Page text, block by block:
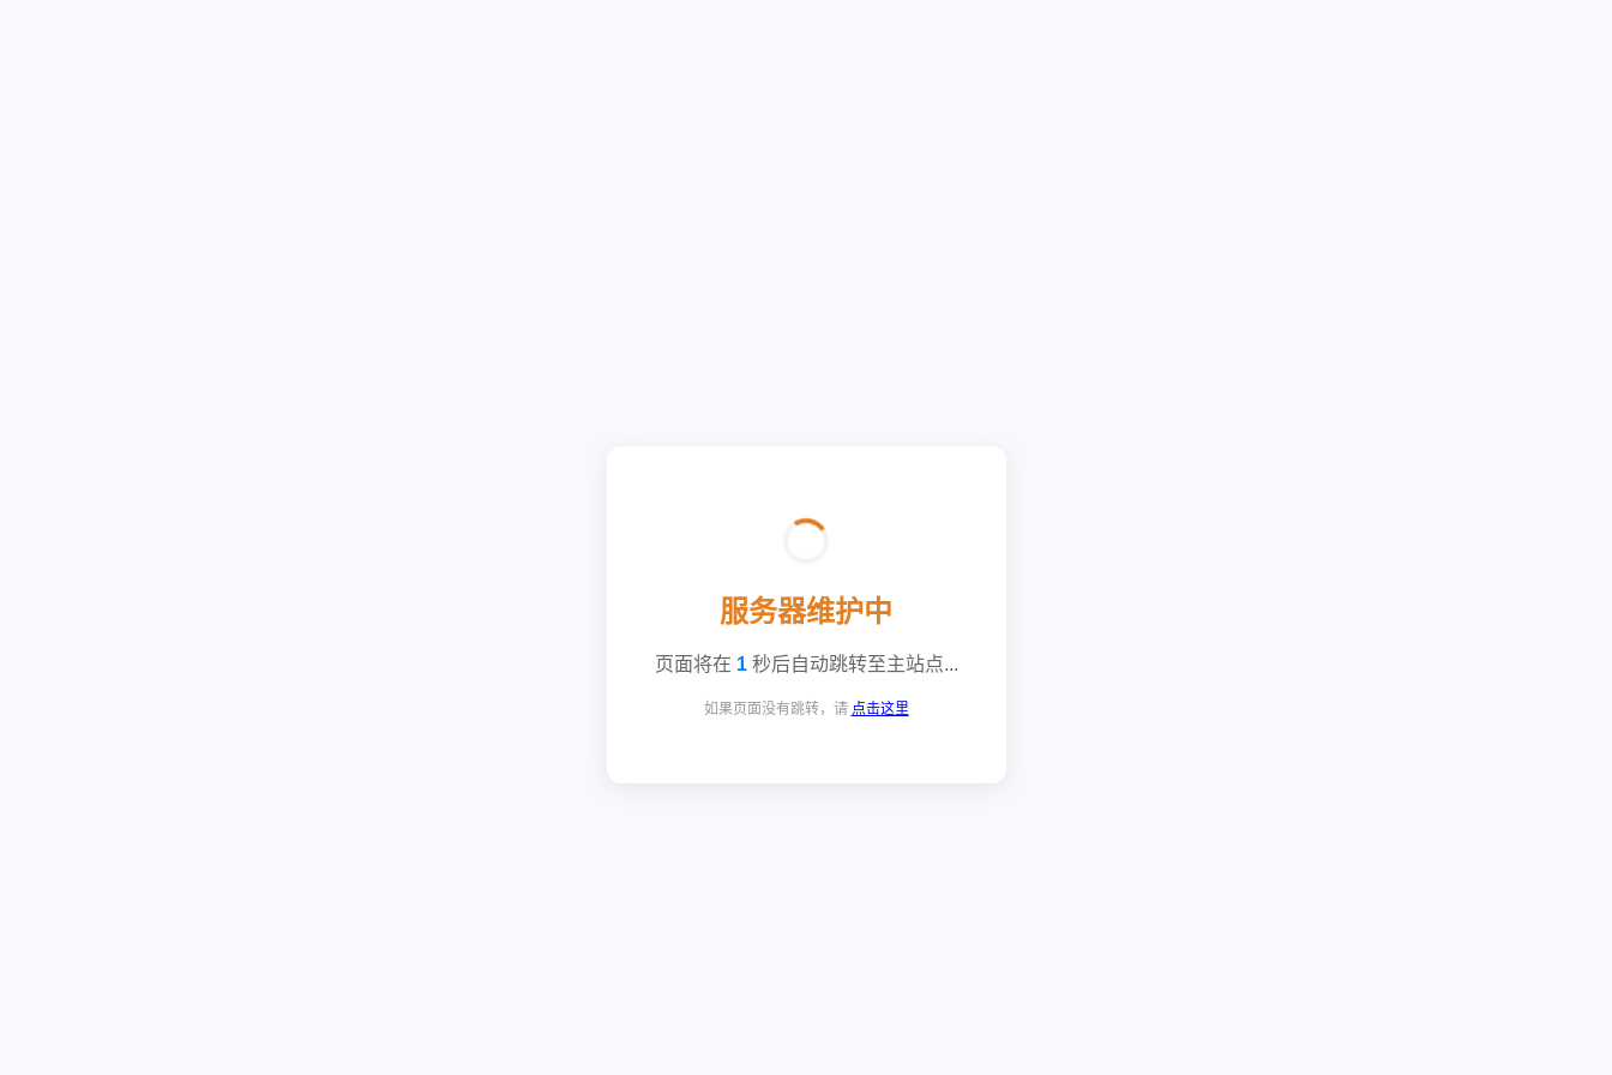
服务器维护中
页面将在 1秒后自动跳转至主站点...
如果页面没有跳转，请 点击这里